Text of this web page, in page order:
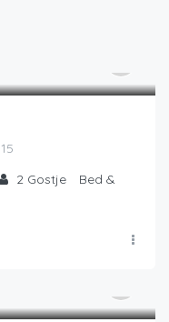
2 Gostje
Bed &